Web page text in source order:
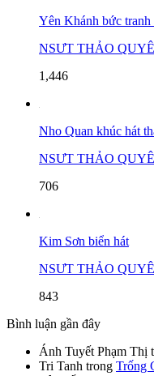
Yên Khánh bức tranh
NSƯT THẢO
1,446
Nho Quan khúc hát
NSƯT THẢO
706
Kim Sơn biển hát
NSƯT THẢO
843
Bình luận gần đây
Ánh Tuyết Phạm Thị
Tri Tanh trong Trống